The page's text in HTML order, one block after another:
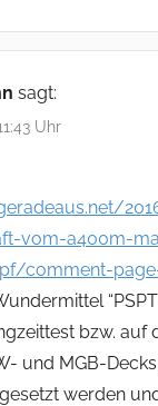
sagt:
Uhr
vom-a400m-
comment-
bzw. auf
und MGB-
werden